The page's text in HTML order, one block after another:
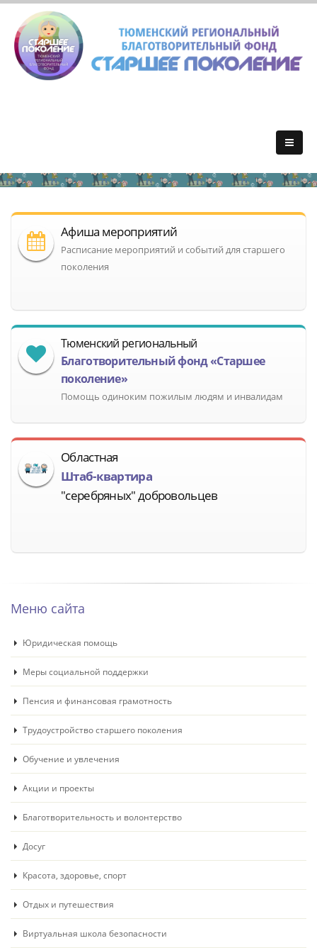
Афиша мероприятий
Расписание мероприятий и событий для старшего
поколения
Тюменский региональный
Благотворительный фонд «Старшее
поколение»
Помощь одиноким пожилым людям и инвалидам
Областная
Штаб-квартира
"серебряных" добровольцев
Меню сайта
Юридическая помощь
Меры социальной поддержки
Пенсия и финансовая грамотность
Трудоустройство старшего поколения
Обучение и увлечения
Акции и проекты
Благотворительность и волонтерство
Досуг
Красота, здоровье, спорт
Отдых и путешествия
Виртуальная школа безопасности